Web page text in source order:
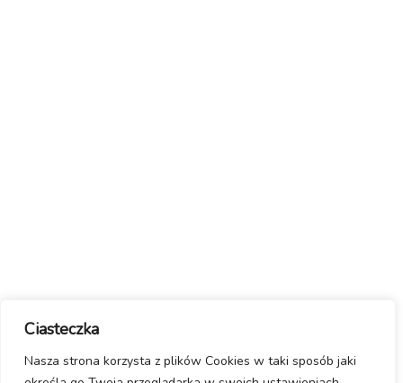
Ciasteczka
Nasza strona korzysta z plików Cookies w taki sposób jaki